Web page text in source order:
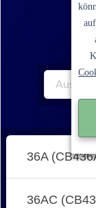
36A
36AC